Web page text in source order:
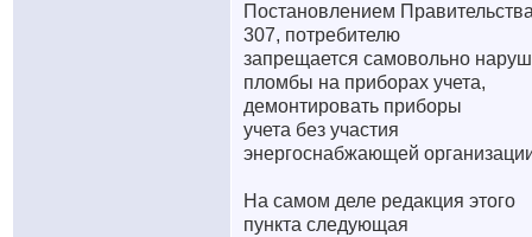
Постановлением
307, потребителю
запрещается самовольно
пломбы на приборах учета,
демонтировать приборы
учета без участия
энергоснабжающей
На самом деле редакция этого
пункта следующая